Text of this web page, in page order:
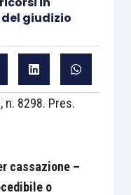
giudizio
n. 8298. Pres.
cassazione –
o